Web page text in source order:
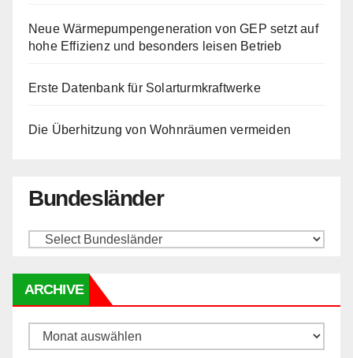
Neue Wärmepumpengeneration von GEP setzt auf
hohe Effizienz und besonders leisen Betrieb
Erste Datenbank für Solarturmkraftwerke
Die Überhitzung von Wohnräumen vermeiden
Bundesländer
ARCHIVE
Archive